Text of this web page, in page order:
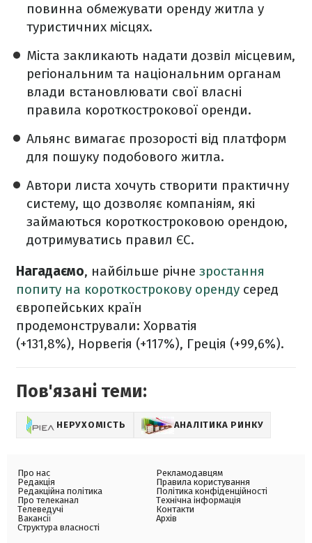
повинна обмежувати оренду житла у
туристичних місцях.
Міста закликають надати дозвіл місцевим,
регіональним та національним органам
влади встановлювати свої власні
правила короткострокової оренди.
Альянс вимагає прозорості від платформ
для пошуку подобового житла.
Автори листа хочуть створити практичну
систему, що дозволяє компаніям, які
займаються короткостроковою орендою,
дотримуватись правил ЄС.
Нагадаємо, найбільше річне зростання
попиту на короткострокову оренду серед
європейських країн
продемонстрували: Хорватія
(+131,8%), Норвегія (+117%), Греція (+99,6%).
Пов'язані теми:
НЕРУХОМІСТЬ АНАЛІТИКА РИНКУ
Про нас
Редакція
Редакційна політика
Про телеканал
Телеведучі
Вакансії
Структура власності
Рекламодавцям
Правила користування
Політика конфіденційності
Технічна інформація
Контакти
Архів